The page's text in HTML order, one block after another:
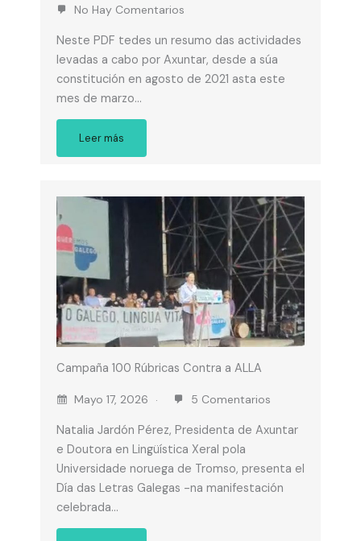
No Hay Comentarios
Neste PDF tedes un resumo das actividades
levadas a cabo por Axuntar, desde a súa
constitución en agosto de 2021 asta este
mes de marzo…
Leer más
Campaña 100 Rúbricas Contra a ALLA
Mayo 17, 2026 5 Comentarios
Natalia Jardón Pérez, Presidenta de Axuntar
e Doutora en Lingüística Xeral pola
Universidade noruega de Tromso, presenta el
Día das Letras Galegas -na manifestación
celebrada…